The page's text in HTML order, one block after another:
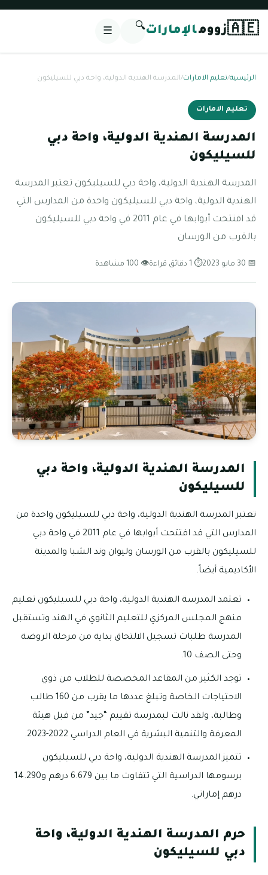
🇦🇪زوومالإمارات🔍
☰
الرئيسية/تعليم الامارات/المدرسة الهندية الدولية، واحة دبي للسيليكون
تعليم الامارات
المدرسة الهندية الدولية، واحة دبي
للسيليكون
المدرسة الهندية الدولية، واحة دبي للسيليكون تعتبر المدرسة
الهندية الدولية، واحة دبي للسيليكون واحدة من المدارس التي
قد افتتحت أبوابها في عام 2011 في واحة دبي للسيليكون
بالقرب من الورسان
📅 30 مايو 2023 ⏱ 1 دقائق قراءة 👁 100 مشاهدة
المدرسة الهندية الدولية، واحة دبي
للسيليكون
تعتبر المدرسة الهندية الدولية، واحة دبي للسيليكون واحدة من
المدارس التي قد افتتحت أبوابها في عام 2011 في واحة دبي
للسيليكون بالقرب من الورسان وليوان وند الشبا والمدينة
الأكاديمية أيضاً.
تعتمد المدرسة الهندية الدولية، واحة دبي للسيليكون تعليم
منهج المجلس المركزي للتعليم الثانوي في الهند وتستقبل
المدرسة طلبات تسجيل الالتحاق بداية من مرحلة الروضة
وحتى الصف 10.
توجد الكثير من المقاعد المخصصة للطلاب من ذوي
الاحتياجات الخاصة وتبلغ عددها ما يقرب من 160 طالب
وطالبة، ولقد نالت لبمدرسة تقييم “جيد” من قبل هيئة
المعرفة والتنمية البشرية في العام الدراسي 2022-2023.
تتميز المدرسة الهندية الدولية، واحة دبي للسيليكون
برسومها الدراسية التي تتفاوت ما بين 6.679 درهم و14.290
درهم إماراتي.
حرم المدرسة الهندية الدولية، واحة
دبي للسيليكون